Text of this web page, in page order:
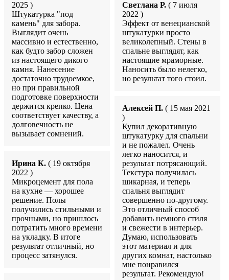
2025 )
Штукатурка "под
камень" для забора.
Выглядит очень
массивно и естественно,
как будто забор сложен
из настоящего дикого
камня. Нанесение
достаточно трудоемкое,
но при правильной
подготовке поверхности
держится крепко. Цена
соответствует качеству, а
долговечность не
вызывает сомнений.
Ирина К. ( 19 октября
2022 )
Микроцемент для пола
на кухне — хорошее
решение. Полы
получились стильными и
прочными, но пришлось
потратить много времени
на укладку. В итоге
результат отличный, но
процесс затянулся.
Светлана Р. ( 7 июля
2022 )
Эффект от венецианской
штукатурки просто
великолепный. Стены в
спальне выглядят, как
настоящие мраморные.
Наносить было нелегко,
но результат того стоил.
Алексей П. ( 15 мая 2021
)
Купил декоративную
штукатурку для спальни
и не пожалел. Очень
легко наносится, и
результат потрясающий.
Текстура получилась
шикарная, и теперь
спальня выглядит
совершенно по-другому.
Это отличный способ
добавить немного стиля
и свежести в интерьер.
Думаю, использовать
этот материал и для
других комнат, настолько
мне понравился
результат. Рекомендую!